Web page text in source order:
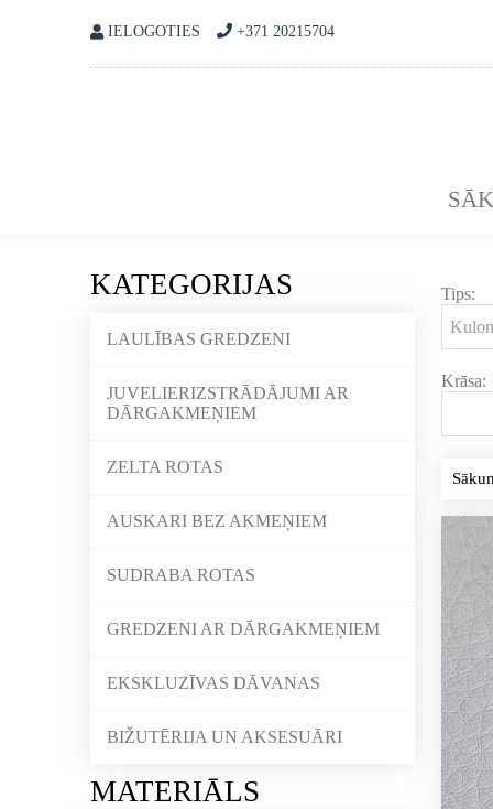
IELOGOTIES +371 20215704
KATEGORIJAS
LAULĪBAS GREDZENI
JUVELIERIZSTRĀDĀJUMI AR
DĀRGAKMEŅIEM
ZELTA ROTAS
AUSKARI BEZ AKMEŅIEM
SUDRABA ROTAS
GREDZENI AR DĀRGAKMEŅIEM
EKSKLUZĪVAS DĀVANAS
BIŽUTĒRIJA UN AKSESUĀRI
MATERIĀLS
Tips:
Krāsa: